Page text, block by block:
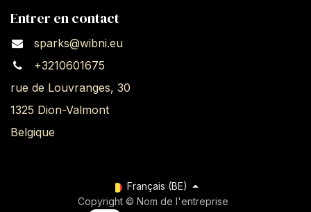
Entrer en contact
sparks@wibni.eu
+3210601675
rue de Louvranges, 30
1325 Dion-Valmont
Belgique
Copyright © Nom de l'entreprise
Français (BE)